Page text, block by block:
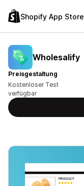
Shopify App Store
Wholesalify
Preisgestaltung
Kostenloser Test
verfügbar